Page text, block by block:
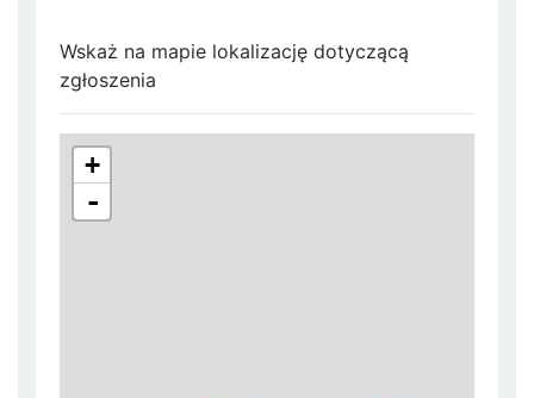
Wskaż na mapie lokalizację dotyczącą
zgłoszenia
+
-